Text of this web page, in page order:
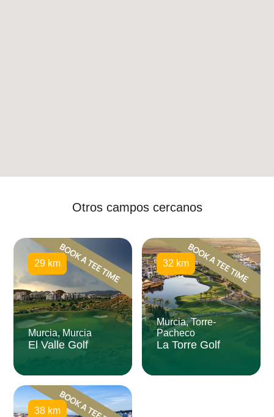
Otros campos cercanos
29 km
Murcia, Murcia
El Valle Golf
32 km
Murcia, Torre-
Pacheco
La Torre Golf
38 km